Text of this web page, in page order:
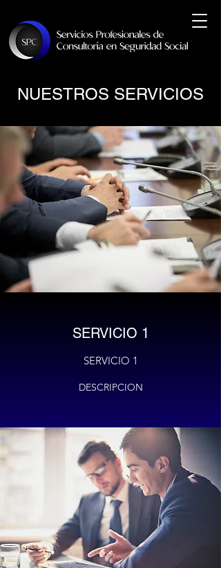
NUESTROS SERVICIOS
SERVICIO 1
SERVICIO 1
DESCRIPCION